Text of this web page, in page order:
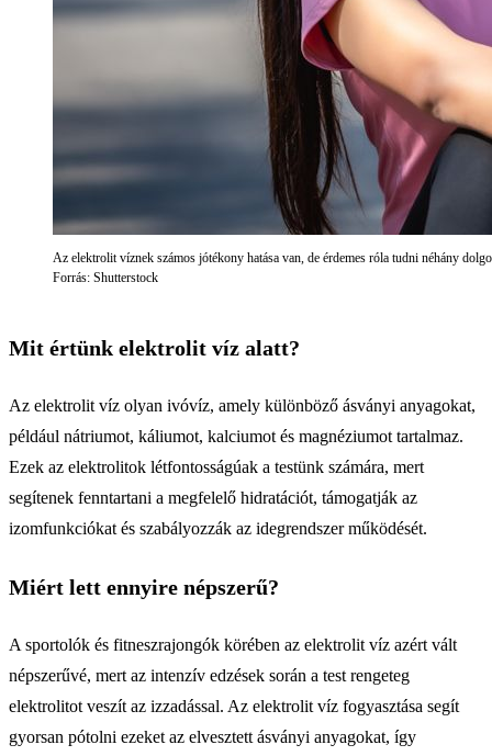
Az elektrolit víznek számos jótékony hatása van, de érdemes róla tudni néhány
Forrás: Shutterstock
Mit értünk elektrolit víz alatt?
Az elektrolit víz olyan ivóvíz, amely különböző ásványi anyagokat,
például nátriumot, káliumot, kalciumot és magnéziumot tartalmaz.
Ezek az elektrolitok létfontosságúak a testünk számára, mert
segítenek fenntartani a megfelelő hidratációt, támogatják az
izomfunkciókat és szabályozzák az idegrendszer működését.
Miért lett ennyire népszerű?
A sportolók és fitneszrajongók körében az elektrolit víz azért vált
népszerűvé, mert az intenzív edzések során a test rengeteg
elektrolitot veszít az izzadással. Az elektrolit víz fogyasztása segít
gyorsan pótolni ezeket az elvesztett ásványi anyagokat, így